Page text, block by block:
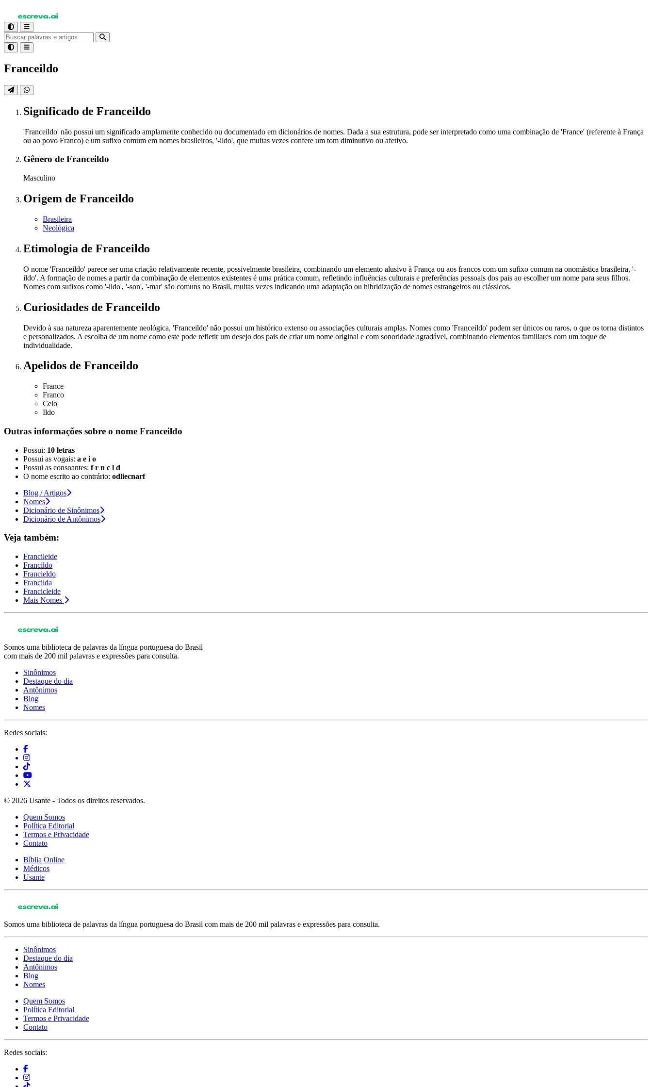
Franceildo
Significado de Franceildo
'Franceildo' não possui um significado amplamente conhecido ou documentado em dicionários de nomes. Dada a sua estrutura, pode ser interpretado como uma combinação de 'France' (referente à França
ou ao povo Franco) e um sufixo comum em nomes brasileiros, '-ildo', que muitas vezes confere um tom diminutivo ou afetivo.
Gênero de Franceildo
Masculino
Origem de Franceildo
Brasileira
Neológica
Etimologia de Franceildo
O nome 'Franceildo' parece ser uma criação relativamente recente, possivelmente brasileira, combinando um elemento alusivo à França ou aos francos com um sufixo comum na onomástica brasileira, '-
ildo'. A formação de nomes a partir da combinação de elementos existentes é uma prática comum, refletindo influências culturais e preferências pessoais dos pais ao escolher um nome para seus filhos.
Nomes com sufixos como '-ildo', '-son', '-mar' são comuns no Brasil, muitas vezes indicando uma adaptação ou hibridização de nomes estrangeiros ou clássicos.
Curiosidades de Franceildo
Devido à sua natureza aparentemente neológica, 'Franceildo' não possui um histórico extenso ou associações culturais amplas. Nomes como 'Franceildo' podem ser únicos ou raros, o que os torna distintos
e personalizados. A escolha de um nome como este pode refletir um desejo dos pais de criar um nome original e com sonoridade agradável, combinando elementos familiares com um toque de
individualidade.
Apelidos de Franceildo
France
Franco
Celo
Ildo
Outras informações sobre o nome Franceildo
Possui: 10 letras
Possui as vogais: a e i o
Possui as consoantes: f r n c l d
O nome escrito ao contrário: odliecnarf
Blog / Artigos
Nomes
Dicionário de Sinônimos
Dicionário de Antônimos
Veja também:
Francileide
Francildo
Francieldo
Francilda
Francicleide
Mais Nomes
Somos uma biblioteca de palavras da língua portuguesa do Brasil
com mais de 200 mil palavras e expressões para consulta.
Sinônimos
Destaque do dia
Antônimos
Blog
Nomes
Redes sociais:
© 2026 Usante - Todos os direitos reservados.
Quem Somos
Política Editorial
Termos e Privacidade
Contato
Bíblia Online
Médicos
Usante
Somos uma biblioteca de palavras da língua portuguesa do Brasil com mais de 200 mil palavras e expressões para consulta.
Sinônimos
Destaque do dia
Antônimos
Blog
Nomes
Quem Somos
Política Editorial
Termos e Privacidade
Contato
Redes sociais: